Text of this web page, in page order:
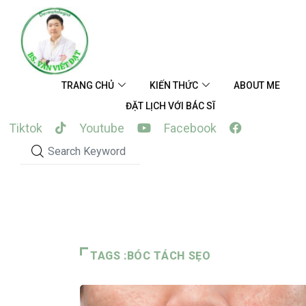
content
TRANG CHỦ KIẾN THỨC
ABOUT ME
ĐẶT LỊCH VỚI BÁC SĨ
Tiktok Youtube Facebook
TAGS :BÓC TÁCH SẸO